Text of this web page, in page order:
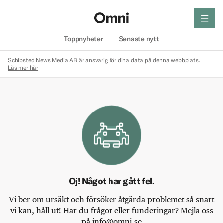
Toppnyheter Senaste nytt
meny
Schibsted News Media AB är ansvarig för dina data på denna webbplats.
Läs mer här
Oj! Något har gått fel.
Vi ber om ursäkt och försöker åtgärda problemet så snart
vi kan, håll ut! Har du frågor eller funderingar? Mejla oss